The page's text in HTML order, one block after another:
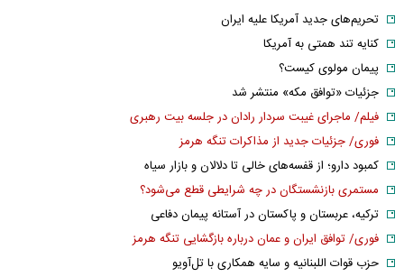
تحریم‌های جدید آمریکا علیه ایران
کنایه تند همتی به آمریکا
پیمان مولوی کیست؟
جزئیات «توافق مکه» منتشر شد
فیلم/ ماجرای غیبت سردار رادان در جلسه بیت رهبری
فوری/ جزئیات جدید از مذاکرات تنگه هرمز
کمبود دارو؛ از قفسه‌های خالی تا دلالان و بازار سیاه
مستمری بازنشستگان در چه شرایطی قطع می‌شود؟
ترکیه، عربستان و پاکستان در آستانه پیمان دفاعی
فوری/ توافق ایران و عمان درباره بازگشایی تنگه هرمز
حزب قوات اللبنانیه و سایه همکاری با تل‌آویو